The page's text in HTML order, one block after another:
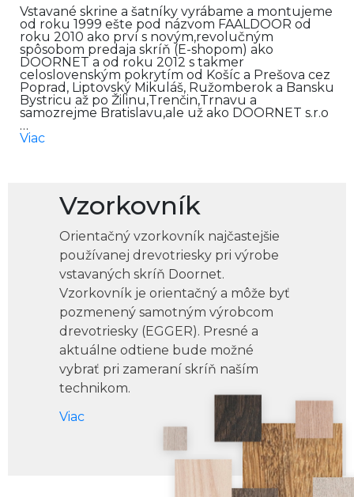
Vstavané skrine a šatníky vyrábame a montujeme
od roku 1999 ešte pod názvom FAALDOOR od
roku 2010 ako prví s novým,revolučným
spôsobom predaja skríň (E-shopom) ako
DOORNET a od roku 2012 s takmer
celoslovenským pokrytím od Košíc a Prešova cez
Poprad, Liptovský Mikuláš, Ružomberok a Bansku
Bystricu až po Žilinu,Trenčin,Trnavu a
samozrejme Bratislavu,ale už ako DOORNET s.r.o
…
Viac
Vzorkovník
Orientačný vzorkovník najčastejšie
používanej drevotriesky pri výrobe
vstavaných skríň Doornet.
Vzorkovník je orientačný a môže byť
pozmenený samotným výrobcom
drevotriesky (EGGER). Presné a
aktuálne odtiene bude možné
vybrať pri zameraní skríň naším
technikom.
Viac